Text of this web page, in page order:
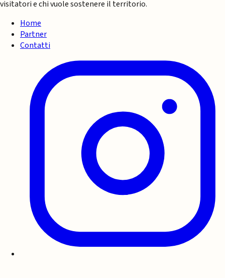
visitatori e chi vuole sostenere il territorio.
Home
Partner
Contatti